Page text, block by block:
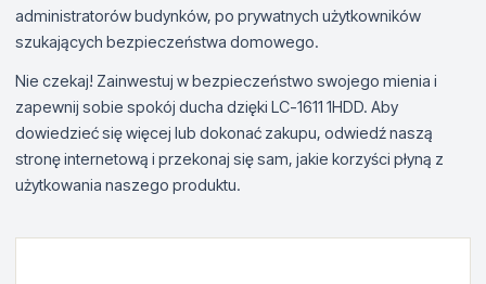
administratorów budynków, po prywatnych użytkowników
szukających bezpieczeństwa domowego.
Nie czekaj! Zainwestuj w bezpieczeństwo swojego mienia i
zapewnij sobie spokój ducha dzięki LC-1611 1HDD. Aby
dowiedzieć się więcej lub dokonać zakupu, odwiedź naszą
stronę internetową i przekonaj się sam, jakie korzyści płyną z
użytkowania naszego produktu.